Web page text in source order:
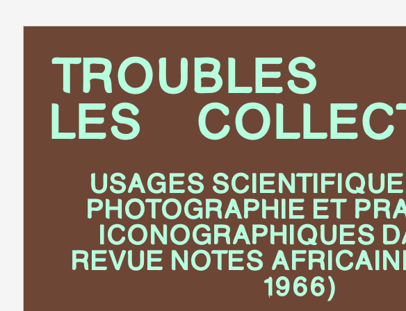
TROUBLES
LES
USAGES
PHOTOGRAPHIE ET
ICONOGRAPHIQUES
REVUE NOTES
1966)